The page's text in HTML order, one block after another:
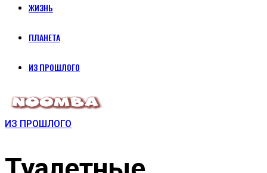
ЖИЗНЬ
ПЛАНЕТА
ИЗ ПРОШЛОГО
ИЗ ПРОШЛОГО